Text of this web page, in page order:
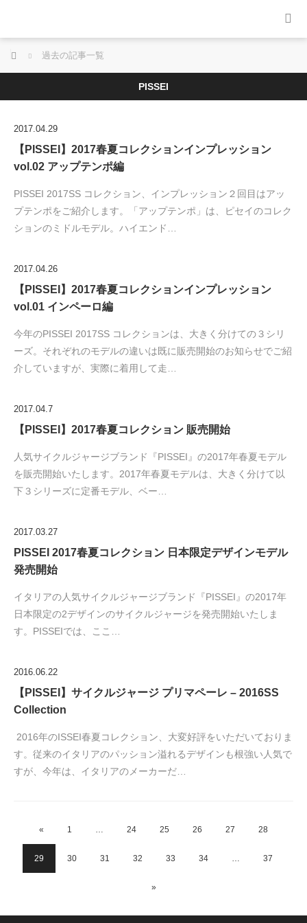
ホーム 過去の記事一覧
PISSEI
2017.04.29
【PISSEI】2017春夏コレクションインプレッション
vol.02 アップテンポ編
PISSEI 2017SS コレクション、インプレッション２回目はアッ
プテンポをご紹介します。「アップテンポ」は、ピセイのコレク
ションのミドルモデル。ハイエンド…
2017.04.26
【PISSEI】2017春夏コレクションインプレッション
vol.01 インペーロ編
今年のPISSEI 2017SS コレクションは、大きく分けての３シリ
ーズ。それぞれのモデルの違いは既に販売開始のお知らせでご紹
介していますが、実際に着用して走…
2017.04.7
【PISSEI】2017春夏コレクション 販売開始
人気サイクルジャージブランド『PISSEI』の2017年春夏モデル
を販売開始いたします。2017年春夏モデルは、大きく分けて以
下３シリーズに定番モデル、ベー…
2017.03.27
PISSEI 2017春夏コレクション 日本限定デザインモデル
発売開始
イタリアの人気サイクルジャージブランド『PISSEI』の2017年
日本限定の2デザインのサイクルジャージを発売開始いたしま
す。PISSEIでは、ここ…
2016.06.22
【PISSEI】サイクルジャージ プリマペーレ – 2016SS
Collection
2016年のISSEI春夏コレクション、大変好評をいただいておりま
す。従来のイタリアのパッション溢れるデザインも根強い人気で
すが、今年は、イタリアのメーカーだ…
« 1 … 24 25 26 27 28
29 30 31 32 33 34 … 37
»